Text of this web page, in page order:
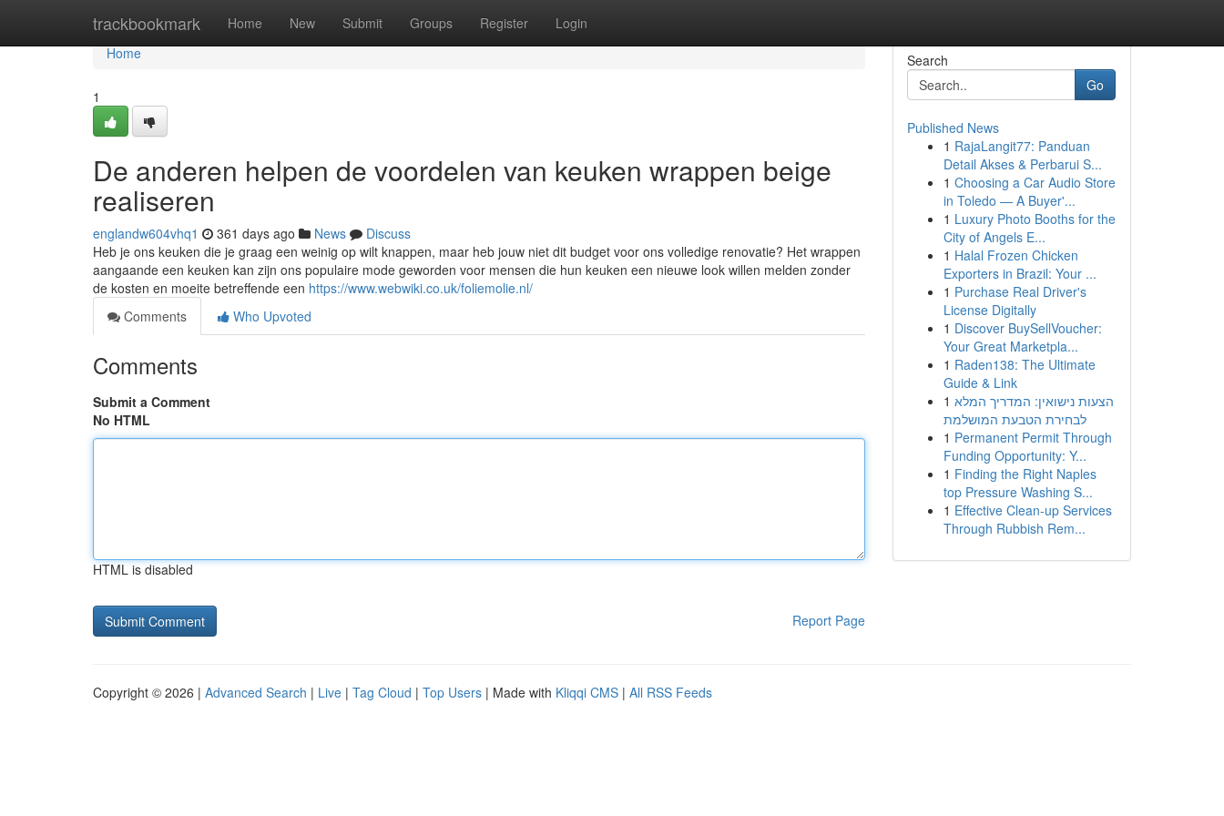
trackbookmark Home New Submit Groups Register Login
Home
Home
1
De anderen helpen de voordelen van keuken wrappen beige
realiseren
englandw604vhq1 361 days ago News
Discuss
Heb je ons keuken die je graag een weinig op wilt knappen, maar heb jouw niet dit budget voor ons volledige renovatie? Het wrappen
aangaande een keuken kan zijn ons populaire mode geworden voor mensen die hun keuken een nieuwe look willen melden zonder
de kosten en moeite betreffende een https://www.webwiki.co.uk/foliemolie.nl/
Comments
Who Upvoted
Comments
Submit a Comment
No HTML
HTML is disabled
Report Page
Search
Go
Published News
1 RajaLangit77: Panduan
Detail Akses & Perbarui S...
1 Choosing a Car Audio Store
in Toledo — A Buyer'...
1 Luxury Photo Booths for the
City of Angels E...
1 Halal Frozen Chicken
Exporters in Brazil: Your ...
1 Purchase Real Driver's
License Digitally
1 Discover BuySellVoucher:
Your Great Marketpla...
1 Raden138: The Ultimate
Guide & Link
1 הצעות נישואין: המדריך המלא
לבחירת הטבעת המושלמת
1 Permanent Permit Through
Funding Opportunity: Y...
1 Finding the Right Naples
top Pressure Washing S...
1 Effective Clean-up Services
Through Rubbish Rem...
Copyright © 2026 | Advanced Search | Live | Tag Cloud | Top Users | Made with Kliqqi CMS | All RSS Feeds